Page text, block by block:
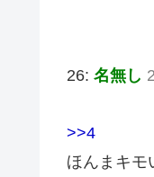
26: 名無し
>>4
ほんまキモ